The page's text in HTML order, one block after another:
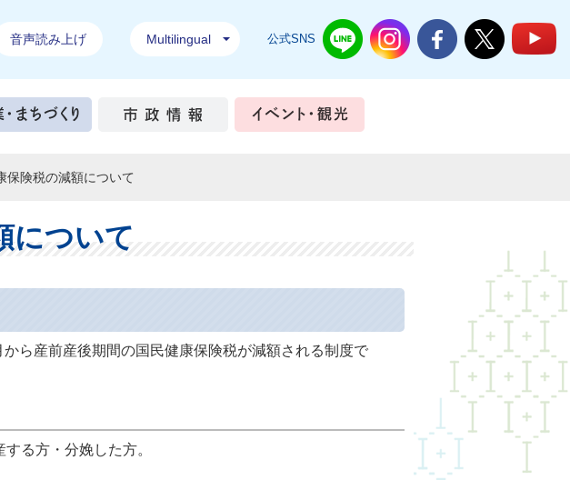
音声読み上げ Multilingual 公式SNS 結城市公式LINE結城市公式Instagram
結城市公式Facebook
結城市公式
・教育 産業・まちづくり 市政情報
保険税の減額について
について
ら産前産後期間の国民健康保険税が減額される制度で
る方・分娩した方。